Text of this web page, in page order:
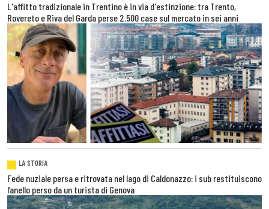
L'affitto tradizionale in Trentino è in via d'estinzione: tra Trento,
Rovereto e Riva del Garda perse 2.500 case sul mercato in sei anni
LA STORIA
Fede nuziale persa e ritrovata nel lago di Caldonazzo: i sub restituiscono
l’anello perso da un turista di Genova